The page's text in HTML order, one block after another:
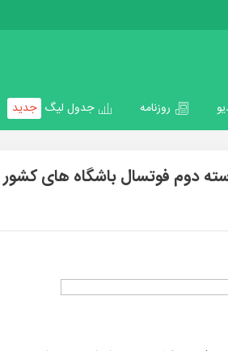
روزنامه جدول لیگ جدید
دوم فوتسال باشگاه های کشور